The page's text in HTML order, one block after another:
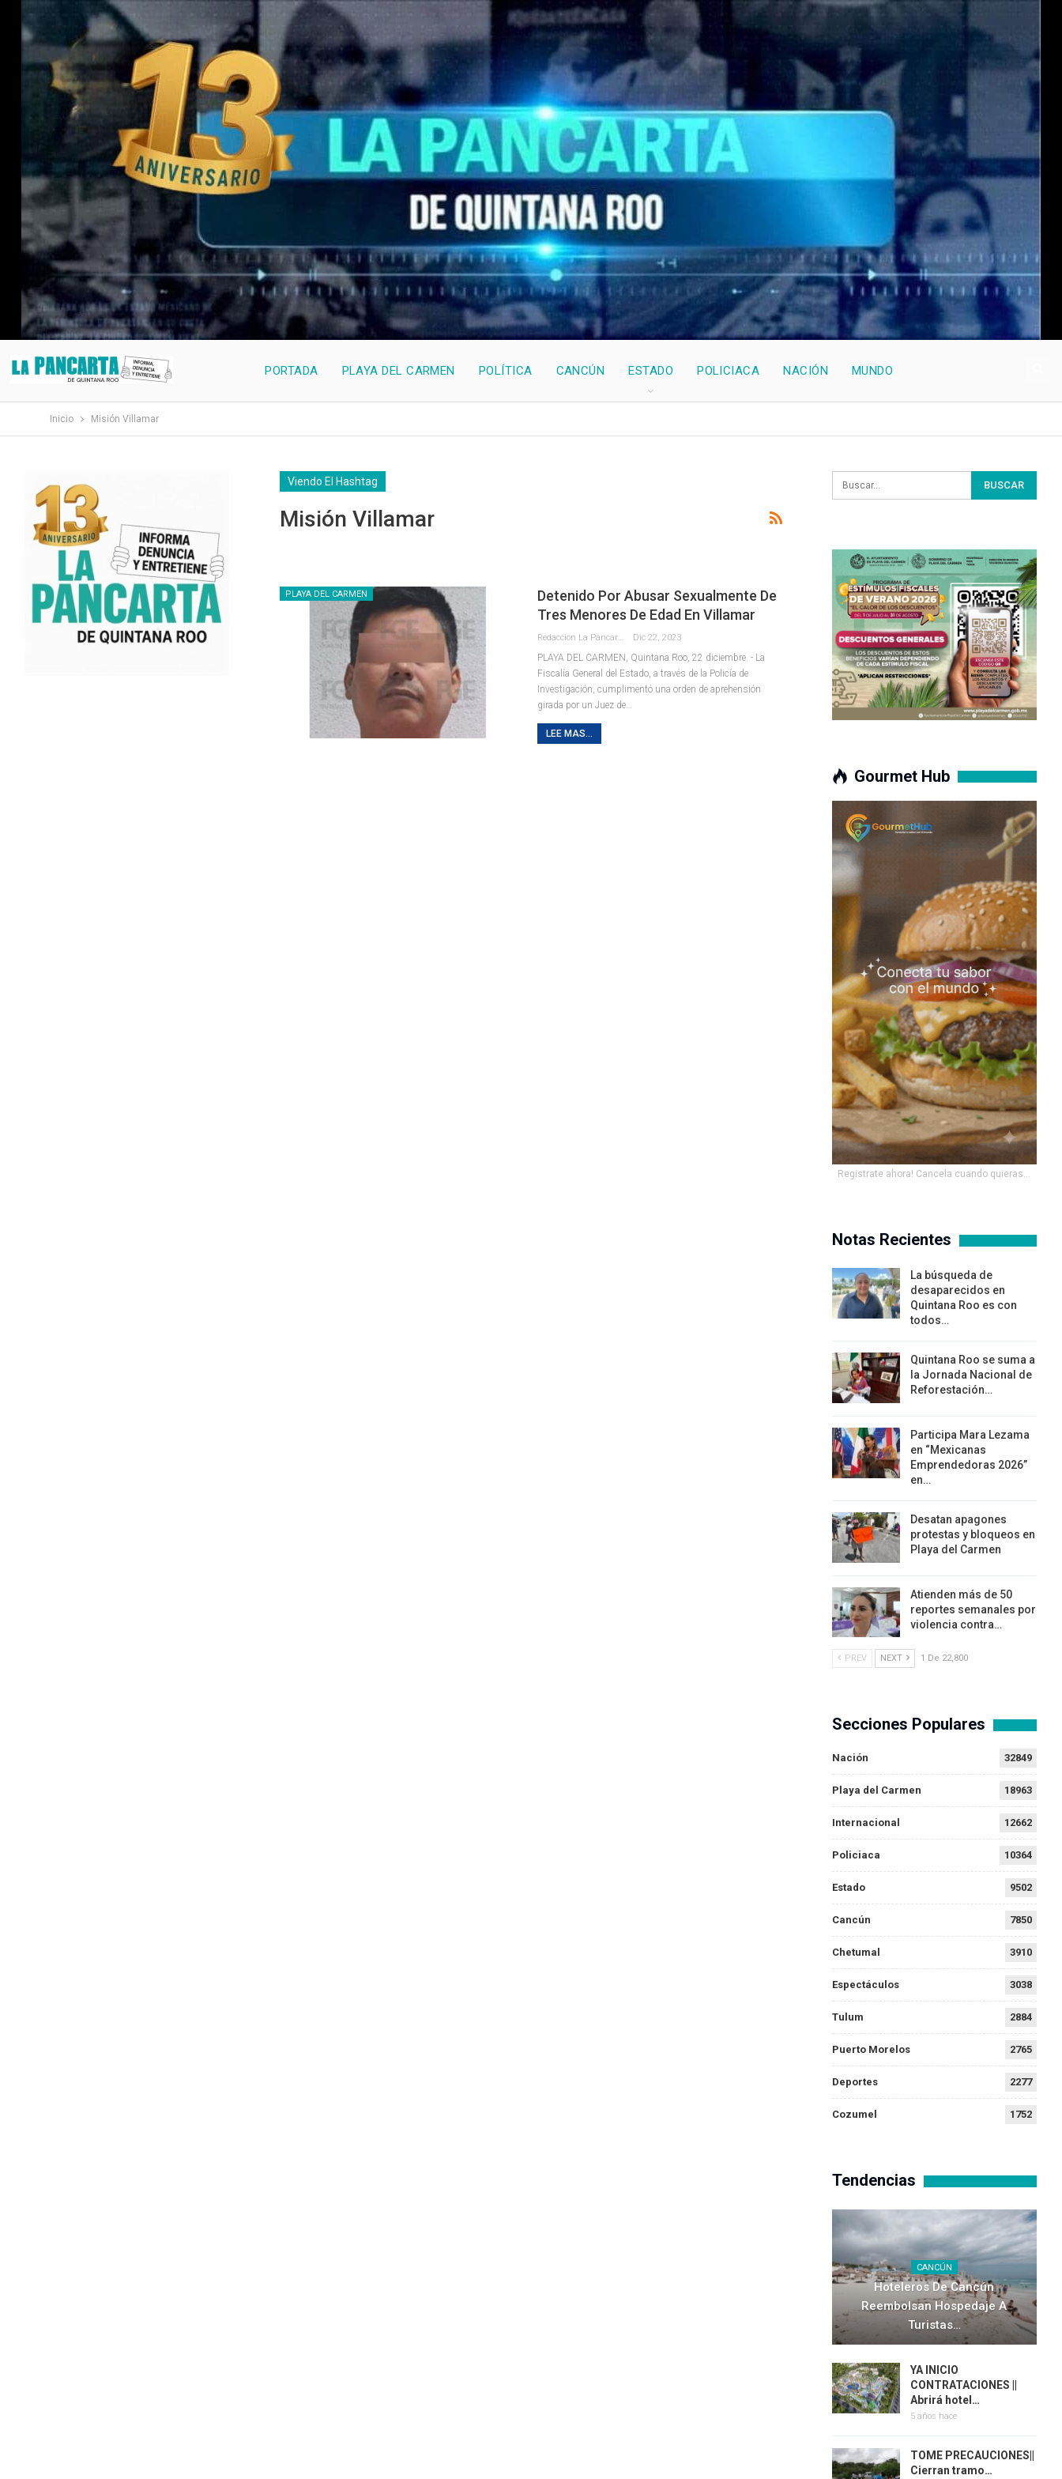
PORTADA PLAYA DEL CARMEN POLÍTICA CANCÚN ESTADO POLICIACA NACIÓN MUNDO
Inicio Misión Villamar
Viendo El Hashtag
Misión Villamar
PLAYA DEL CARMEN
Detenido Por Abusar Sexualmente De
Tres Menores De Edad En Villamar
Dic 22, 2023
PLAYA DEL CARMEN, Quintana Roo, 22 diciembre. - La
Fiscalía General del Estado, a través de la Policía de
Investigación, cumplimentó una orden de aprehensión
girada por un Juez de
LEE MAS...
Gourmet Hub
Registrate ahora! Cancela cuando quieras...
Notas Recientes
La búsqueda de
desaparecidos en
Quintana Roo es con
todos…
Quintana Roo se suma a
la Jornada Nacional de
Reforestación…
Participa Mara Lezama
en “Mexicanas
Emprendedoras 2026”
en…
Desatan apagones
protestas y bloqueos en
Playa del Carmen
Atienden más de 50
reportes semanales por
violencia contra…
PREV NEXT 1 De 22,800
Secciones Populares
Nación 32849
Playa del Carmen 18963
Internacional 12662
Policiaca 10364
Estado 9502
Cancún 7850
Chetumal 3910
Espectáculos 3038
Tulum 2884
Puerto Morelos 2765
Deportes 2277
Cozumel 1752
Tendencias
CANCÚN
Hoteleros De Cancún
Reembolsan Hospedaje A
Turistas…
YA INICIO
CONTRATACIONES ||
Abrirá hotel…
5 años hace
TOME PRECAUCIONES||
Cierran tramo…